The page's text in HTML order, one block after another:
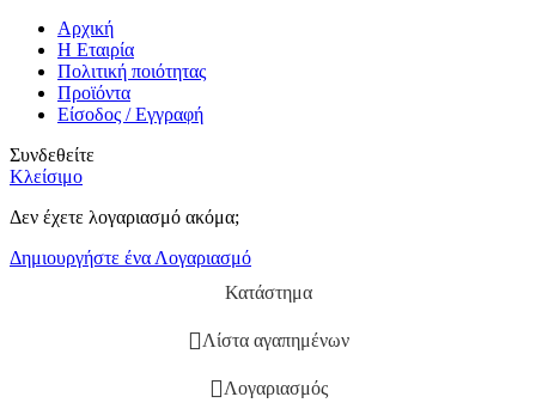
Αρχική
Η Εταιρία
Πολιτική ποιότητας
Προϊόντα
Είσοδος / Εγγραφή
Συνδεθείτε
Κλείσιμο
Δεν έχετε λογαριασμό ακόμα;
Δημιουργήστε ένα Λογαριασμό
Κατάστημα
Λίστα αγαπημένων
Λογαριασμός